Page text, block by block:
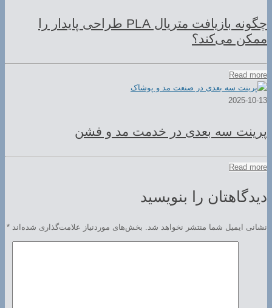
چگونه بازیافت متریال PLA طراحی پایدار را
ممکن می‌کند؟
Read more
2025-10-13
پرینت سه بعدی در خدمت مد و فشن
Read more
دیدگاهتان را بنویسید
نشانی ایمیل شما منتشر نخواهد شد. بخش‌های موردنیاز علامت‌گذاری شده‌اند *